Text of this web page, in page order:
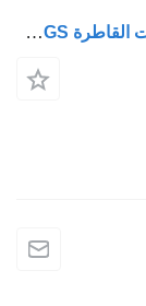
أسطوانة هيدروليكية 81417236029 لـ السيارات القاطرة MAN TGS